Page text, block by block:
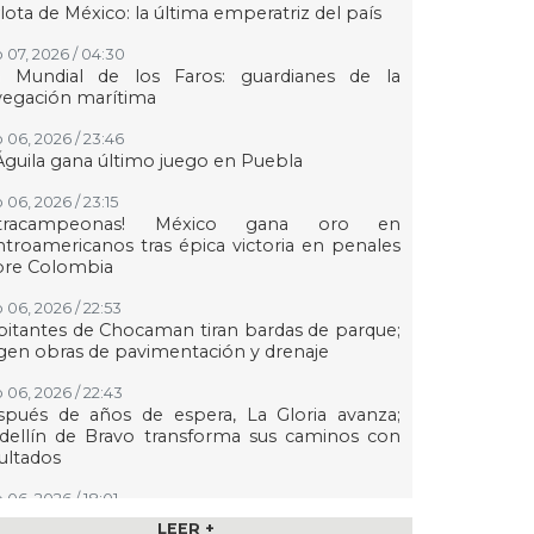
de México: la última emperatriz del país
07, 2026 / 04:30
Mundial de los Faros: guardianes de la
marítima
06, 2026 / 23:46
gana último juego en Puebla
06, 2026 / 23:15
México gana oro en
tras épica victoria en penales
Colombia
06, 2026 / 22:53
de Chocaman tiran bardas de parque;
obras de pavimentación y drenaje
06, 2026 / 22:43
de años de espera, La Gloria avanza;
de Bravo transforma sus caminos con
06, 2026 / 18:01
transmisión especial y emotivo convivio
LEER +